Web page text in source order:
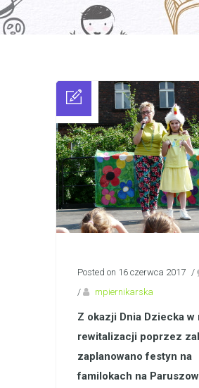
Posted on 16 czerwca 2017 /
/
mpiernikarska
Z okazji Dnia Dziecka w
rewitalizacji poprzez
zaplanowano festyn na
familokach na